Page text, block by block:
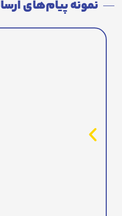
نمونه پیام‌های